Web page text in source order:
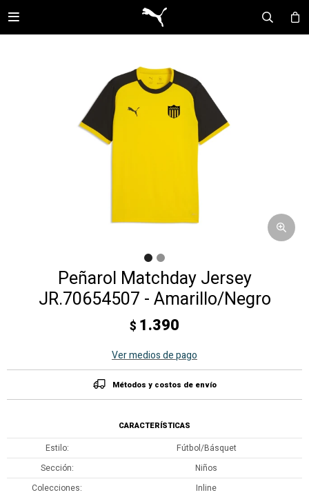

Peñarol Matchday Jersey
JR.70654507 - Amarillo/Negro
$ 1.390
Ver medios de pago
Métodos y costos de envío
CARACTERÍSTICAS
Estilo
Fútbol/Básquet
Sección
Niños
Colecciones
Inline